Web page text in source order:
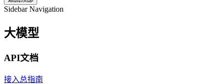
Sidebar Navigation
大模型
API文档
接入总指南